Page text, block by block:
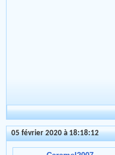
05 février 2020 à 18:18:12